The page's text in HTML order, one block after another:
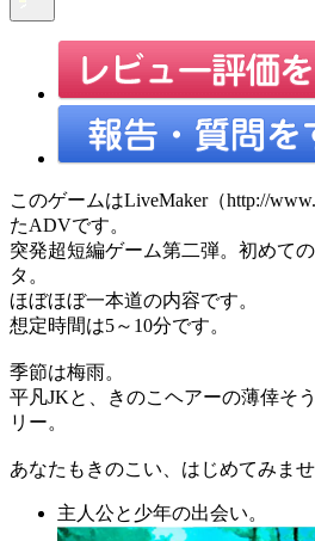
このゲームはLiveMaker（http://
たADVです。
突発超短編ゲーム第二弾。初めて
タ。
ほぼほぼ一本道の内容です。
想定時間は5～10分です。
季節は梅雨。
平凡JKと、きのこヘアーの薄倖そ
リー。
あなたもきのこい、はじめてみま
主人公と少年の出会い。